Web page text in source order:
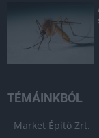
TÉMÁINKBÓL
Market Építő Zrt.